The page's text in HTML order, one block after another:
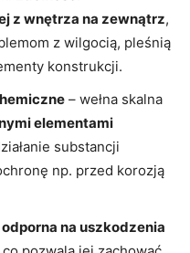
z wnętrza na zewnątrz,
z wilgocią, pleśnią
konstrukcji.
– wełna skalna
elementami
substancji
np. przed korozją
na uszkodzenia